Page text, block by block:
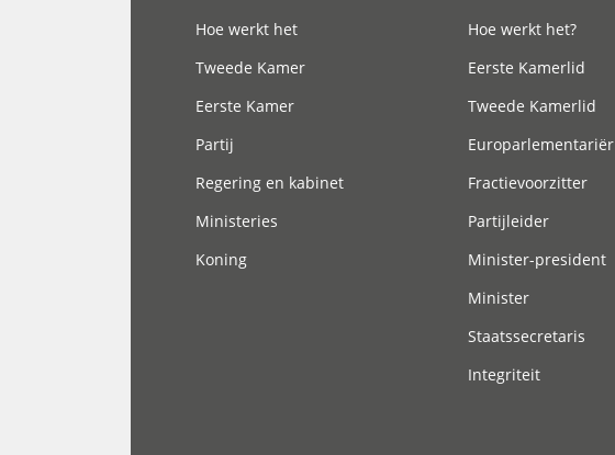
Hoe werkt het
Tweede Kamer
Eerste Kamer
Partij
Regering en kabinet
Ministeries
Koning
Hoe werkt het?
Eerste Kamerlid
Tweede Kamerlid
Europarlementariër
Fractievoorzitter
Partijleider
Minister-president
Minister
Staatssecretaris
Integriteit